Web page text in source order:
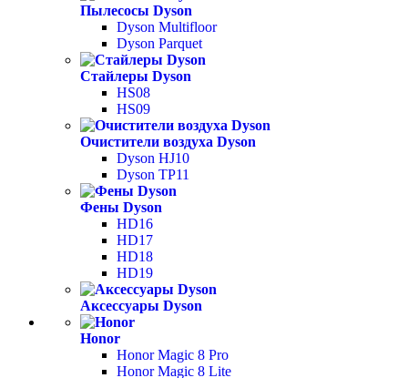
Пылесосы Dyson
Dyson Multifloor
Dyson Parquet
Стайлеры Dyson
HS08
HS09
Очистители воздуха Dyson
Dyson HJ10
Dyson TP11
Фены Dyson
HD16
HD17
HD18
HD19
Аксессуары Dyson
Honor
Honor Magic 8 Pro
Honor Magic 8 Lite